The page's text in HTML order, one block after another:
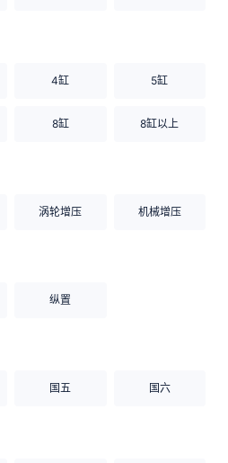
4缸 5缸
8缸 8缸以上
涡轮增压 机械增压
纵置
国五 国六